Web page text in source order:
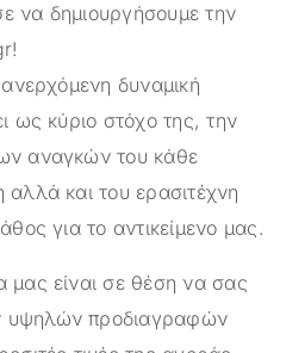
να δημιουργήσουμε την
!
ανερχόμενη δυναμική
ως κύριο στόχο της, την
αναγκών του κάθε
αλλά και του ερασιτέχνη
για το αντικείμενο μας.
μας είναι σε θέση να σας
υψηλών προδιαγραφών